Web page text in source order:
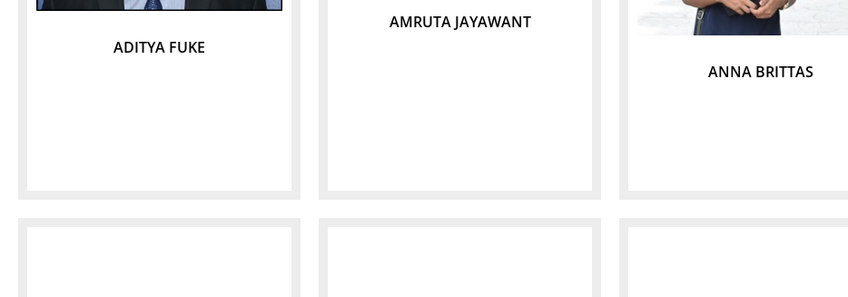
ADITYA FUKE
AMRUTA JAYAWANT
ANNA BRITTAS